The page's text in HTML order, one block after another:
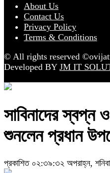
About Us
Contact Us
Privacy Policy
Terms & Conditions
© All rights reserved
Developed BY JM IT
সাবিনাদের স্বপ্ন
শুনলেন প্রধান
প্রকাশিত ০২:৩৯:৩২ অপরাহ্ন,